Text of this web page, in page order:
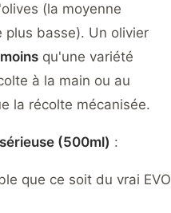
(la moyenne
plus basse). Un olivier
qu'une variété
à la main ou au
la récolte mécanisée.
(500ml) :
que ce soit du vrai EVO